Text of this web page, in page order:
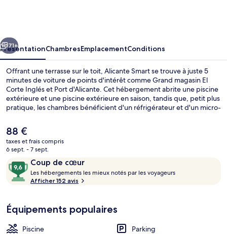
Suivant
71+
PrésentationChambresEmplacementConditions
Offrant une terrasse sur le toit, Alicante Smart se trouve à juste 5
minutes de voiture de points d'intérêt comme Grand magasin El
Corte Inglés et Port d'Alicante. Cet hébergement abrite une piscine
extérieure et une piscine extérieure en saison, tandis que, petit plus
pratique, les chambres bénéficient d'un réfrigérateur et d'un micro-
Le
prix
actuel
de
88 €.
88 €
taxes et frais compris
6 sept. - 7 sept.
Avis
voyageurs
Coup de cœur
9,6
sur
10,
cœur
Les hébergements les mieux notés par les voyageurs
Afficher 152 avis
Équipements populaires
Piscine
Parking